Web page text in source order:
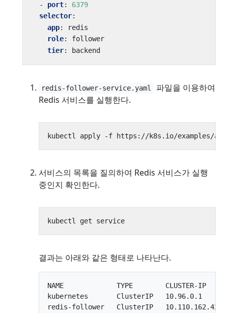
- port:
6379
selector:
app:
redis
role:
follower
tier: backend
redis-follower-service.yaml
파일을 이용하여
Redis 서비스를 실행한다.
서비스의 목록을 질의하여 Redis 서비스가 실행
중인지 확인한다.
결과는 아래와 같은 형태로 나타난다.
NAME             TYPE        CLUSTER-IP
kubernetes       ClusterIP   10.96.0.1
redis-follower   ClusterIP   10.110.162.42